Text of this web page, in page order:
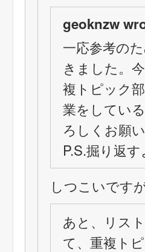
geoknzw
一応参考の
きました。
複トピック
業をしてい
ろしくお願
P.S.掘り返
しつこいです
あと、リス
て、重複ト